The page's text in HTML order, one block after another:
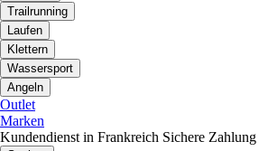
Trailrunning
Laufen
Klettern
Wassersport
Angeln
Outlet
Marken
Kundendienst in Frankreich Sichere Zahlung